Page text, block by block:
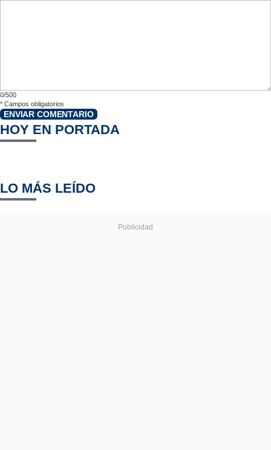
0/500
* Campos obligatorios
ENVIAR COMENTARIO
HOY EN PORTADA
LO MÁS LEÍDO